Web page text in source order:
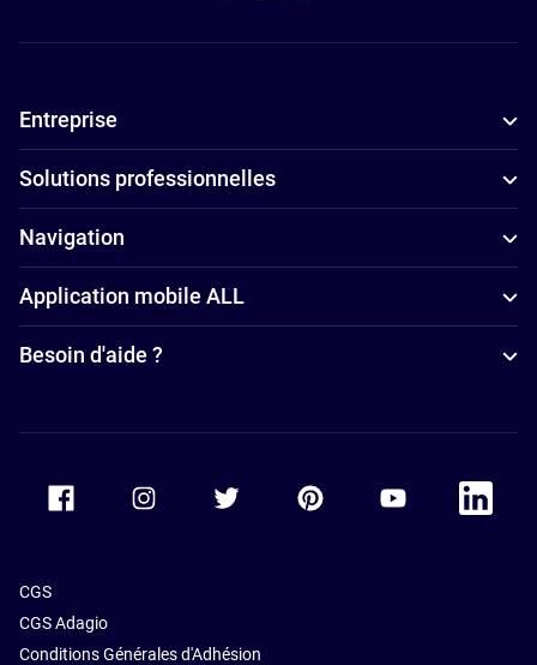
Entreprise
Solutions professionnelles
Navigation
Application mobile ALL
Besoin d'aide ?
Accor Facebook Accor TwitterAccor PinterestAccor Youtube
Accor
CGS
CGS Adagio
Conditions Générales d'Adhésion